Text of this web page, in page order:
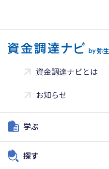
資金調達ナビとは
お知らせ
学ぶ
探す